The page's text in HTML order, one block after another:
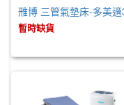
暫時缺貨